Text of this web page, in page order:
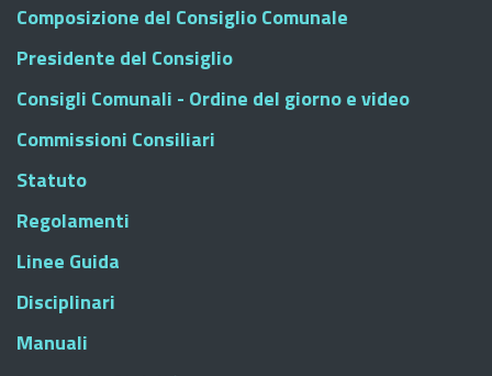
Composizione del Consiglio Comunale
Presidente del Consiglio
Consigli Comunali - Ordine del giorno e video
Commissioni Consiliari
Statuto
Regolamenti
Linee Guida
Disciplinari
Manuali